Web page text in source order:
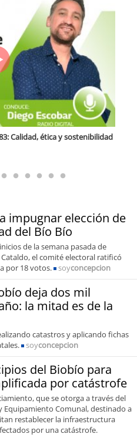
impugnar elección de
del Bío Bío
de la semana pasada de
el comité electoral ratificó
por 18 votos.
soyconcepcion
deja dos mil
la mitad es de la
catastros y aplicando fichas
soyconcepcion
del Biobío para
por catástrofe
que se otorga a través del
Comunal, destinado a
restablecer la infraestructura
por una catástrofe.